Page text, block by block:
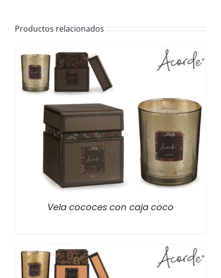
Productos relacionados
DETALLES
Vela cococes con caja coco